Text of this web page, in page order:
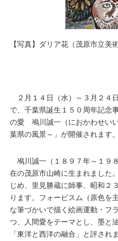
【写真】ダリア花（茂原市立美
２月１４日（水）～３月２４
で、千葉県誕生１５０周年記念
の愛 鳰川誠一（におかわせい
葉県の風景～」が開催されます。
鳰川誠一（１８９７年～１９
在の茂原市山崎に生まれました
じめ、里見勝蔵に師事、昭和２
ります。フォービスム（原色を
な筆づかいで描く絵画運動・フ
つ、人間愛をテーマとし、墨と
「東洋と西洋の融合」と評され